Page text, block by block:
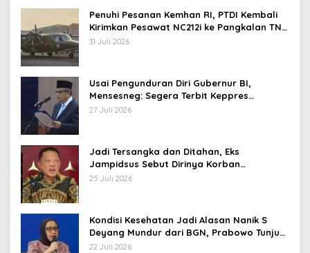
Penuhi Pesanan Kemhan RI, PTDI Kembali
Kirimkan Pesawat NC212i ke Pangkalan TNI
AU
31 Juli 2026
Usai Pengunduran Diri Gubernur BI,
Mensesneg: Segera Terbit Keppres
Pemberhentian dengan Hormat
27 Juli 2026
Jadi Tersangka dan Ditahan, Eks
Jampidsus Sebut Dirinya Korban
Kriminalisasi
25 Juli 2026
Kondisi Kesehatan Jadi Alasan Nanik S
Deyang Mundur dari BGN, Prabowo Tunjuk
Wamentan Sudaryono
22 Juli 2026